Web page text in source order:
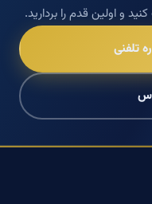
و اولین قدم را بردارید.
تلفنی